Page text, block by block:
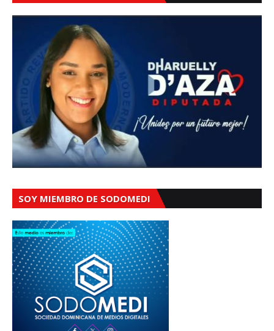
SOY MIEMBRO DE SODOMEDI